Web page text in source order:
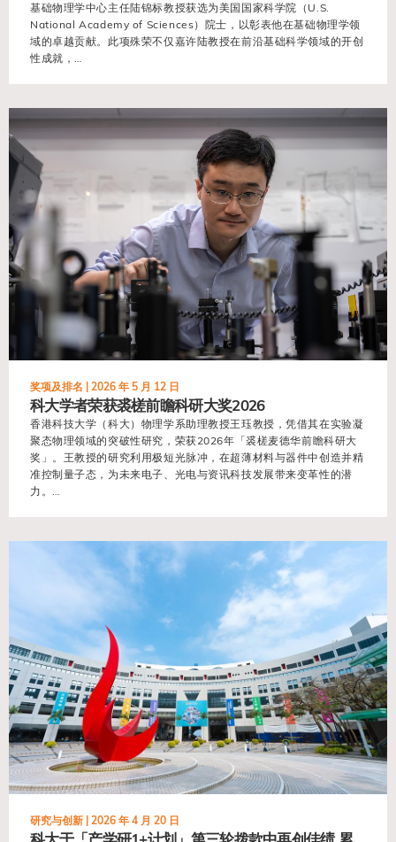
基础物理学中心主任陆锦标教授获选为美国国家科学院（U.S.
National Academy of Sciences）院士，以彰表他在基础物理学领
域的卓越贡献。此项殊荣不仅嘉许陆教授在前沿基础科学领域的开创
性成就，…
奖项及排名 | 2026 年 5 月 12 日
科大学者荣获裘槎前瞻科研大奖2026
香港科技大学（科大）物理学系助理教授王珏教授，凭借其在实验凝
聚态物理领域的突破性研究，荣获2026年「裘槎麦德华前瞻科研大
奖」。王教授的研究利用极短光脉冲，在超薄材料与器件中创造并精
准控制量子态，为未来电子、光电与资讯科技发展带来变革性的潜
力。…
view
研究与创新 | 2026 年 4 月 20 日